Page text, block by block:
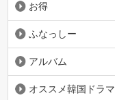
お得
ふなっしー
アルバム
オススメ韓国ドラマ